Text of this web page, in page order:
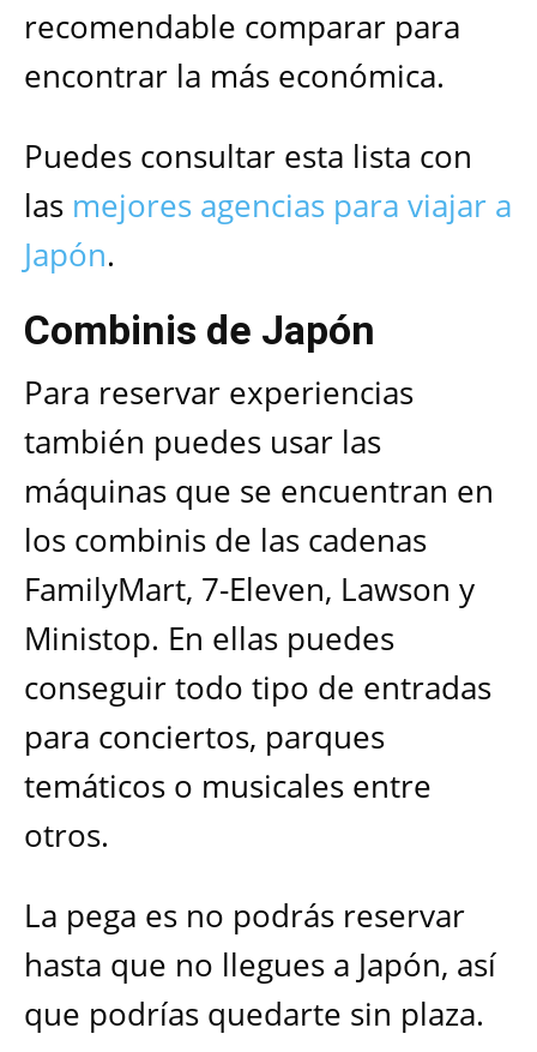
recomendable comparar para
encontrar la más económica.
Puedes consultar esta lista con
las mejores agencias para viajar a
Japón.
Combinis de Japón
Para reservar experiencias
también puedes usar las
máquinas que se encuentran en
los combinis de las cadenas
FamilyMart, 7-Eleven, Lawson y
Ministop. En ellas puedes
conseguir todo tipo de entradas
para conciertos, parques
temáticos o musicales entre
otros.
La pega es no podrás reservar
hasta que no llegues a Japón, así
que podrías quedarte sin plaza.